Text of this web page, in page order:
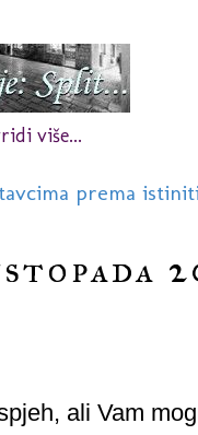
više...
prema
ali Vam